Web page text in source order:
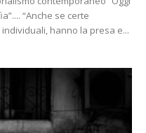
“Anche se certe
hanno la presa e...